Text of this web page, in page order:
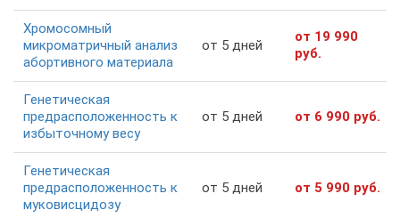
Хромосомный
микроматричный анализ
абортивного материала
от 5 дней
от 19 990
руб.
Генетическая
предрасположенность к
избыточному весу
от 5 дней от 6 990 руб.
Генетическая
предрасположенность к
муковисцидозу
от 5 дней от 5 990 руб.